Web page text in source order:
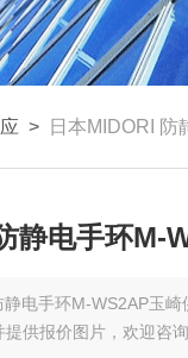
> 日本MIDORI 防
静电手环M-
电手环M-WS2AP玉崎
供报价图片，欢迎咨询